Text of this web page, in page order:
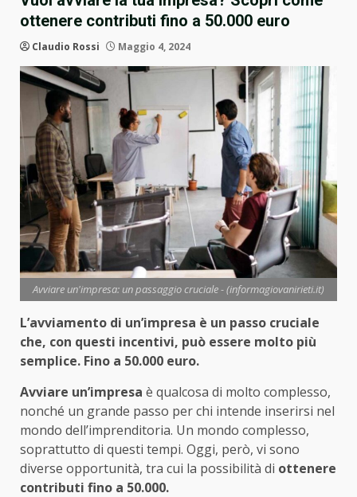
ottenere contributi fino a 50.000 euro
Claudio Rossi Maggio 4, 2024
Avviare un'impresa: un passaggio cruciale - (informagiovanirieti.it)
L’avviamento di un’impresa è un passo cruciale
che, con questi incentivi, può essere molto più
semplice. Fino a 50.000 euro.
Avviare un’impresa è qualcosa di molto complesso,
nonché un grande passo per chi intende inserirsi nel
mondo dell’imprenditoria. Un mondo complesso,
soprattutto di questi tempi. Oggi, però, vi sono
diverse opportunità, tra cui la possibilità di ottenere
contributi fino a 50.000.